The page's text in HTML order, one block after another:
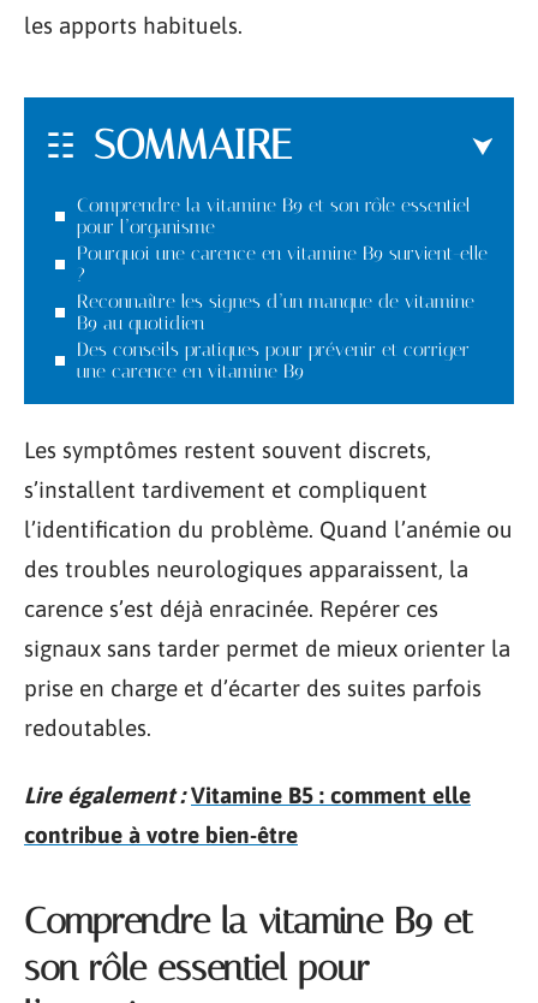
les apports habituels.
SOMMAIRE
Comprendre la vitamine B9 et son rôle essentiel
pour l’organisme
Pourquoi une carence en vitamine B9 survient-elle
?
Reconnaître les signes d’un manque de vitamine
B9 au quotidien
Des conseils pratiques pour prévenir et corriger
une carence en vitamine B9
Les symptômes restent souvent discrets,
s’installent tardivement et compliquent
l’identification du problème. Quand l’anémie ou
des troubles neurologiques apparaissent, la
carence s’est déjà enracinée. Repérer ces
signaux sans tarder permet de mieux orienter la
prise en charge et d’écarter des suites parfois
redoutables.
Lire également : Vitamine B5 : comment elle
contribue à votre bien-être
Comprendre la vitamine B9 et
son rôle essentiel pour